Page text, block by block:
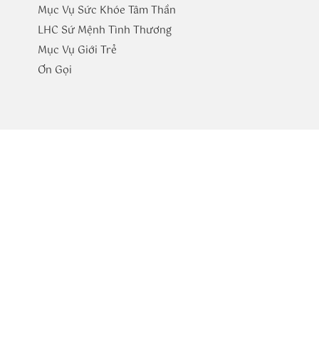
Mục Vụ Sức Khóe Tâm Thần
LHC Sứ Mệnh Tình Thương
Mục Vụ Giới Trẻ
​Ơn Gọi